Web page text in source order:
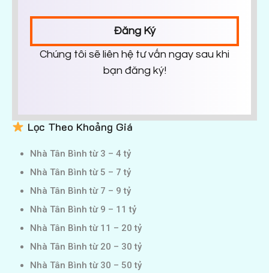
Đăng Ký
Chúng tôi sẽ liên hệ tư vấn ngay sau khi
bạn đăng ký!
Lọc Theo Khoảng Giá
Nhà Tân Bình từ 3 – 4 tỷ
Nhà Tân Bình từ 5 – 7 tỷ
Nhà Tân Bình từ 7 – 9 tỷ
Nhà Tân Bình từ 9 – 11 tỷ
Nhà Tân Bình từ 11 – 20 tỷ
Nhà Tân Bình từ 20 – 30 tỷ
Nhà Tân Bình từ 30 – 50 tỷ